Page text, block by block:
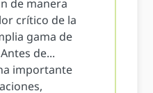
de manera
crítico de la
gama de
de...
importante